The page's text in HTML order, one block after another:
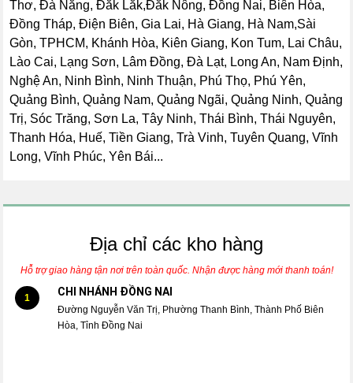
Thơ, Đà Nẵng, Đắk Lắk,Đắk Nông, Đồng Nai, Biên Hòa,
Đồng Tháp, Điện Biên, Gia Lai, Hà Giang, Hà Nam,Sài
Gòn, TPHCM, Khánh Hòa, Kiên Giang, Kon Tum, Lai Châu,
Lào Cai, Lạng Sơn, Lâm Đồng, Đà Lạt, Long An, Nam Định,
Nghệ An, Ninh Bình, Ninh Thuận, Phú Thọ, Phú Yên,
Quảng Bình, Quảng Nam, Quảng Ngãi, Quảng Ninh, Quảng
Trị, Sóc Trăng, Sơn La, Tây Ninh, Thái Bình, Thái Nguyên,
Thanh Hóa, Huế, Tiền Giang, Trà Vinh, Tuyên Quang, Vĩnh
Long, Vĩnh Phúc, Yên Bái...
Địa chỉ các kho hàng
Hỗ trợ giao hàng tận nơi trên toàn quốc. Nhận được hàng mới thanh toán!
1 CHI NHÁNH ĐỒNG NAI
Đường Nguyễn Văn Trị, Phường Thanh Bình, Thành Phố Biên
Hòa, Tỉnh Đồng Nai